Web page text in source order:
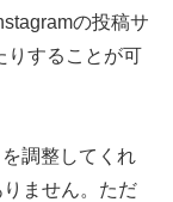
の投稿サ
りすることが可
調整してくれ
ません。ただ